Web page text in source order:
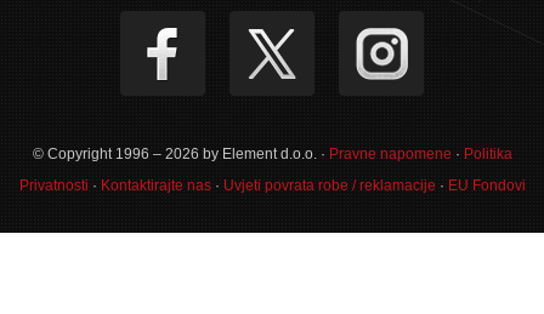
© Copyright 1996 – 2026 by Element d.o.o. · Pravne napomene · Politika
Privatnosti · Kontaktirajte nas· Uvjeti povrata robe / reklamacije · EU Fondovi